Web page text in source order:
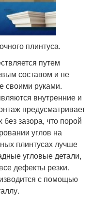
плинтуса.
путем
составом и не
своими руками.
внутренние и
предусматривает
без зазора, что порой
углов на
плинтусах лучше
угловые детали,
дефекты резки.
с помощью